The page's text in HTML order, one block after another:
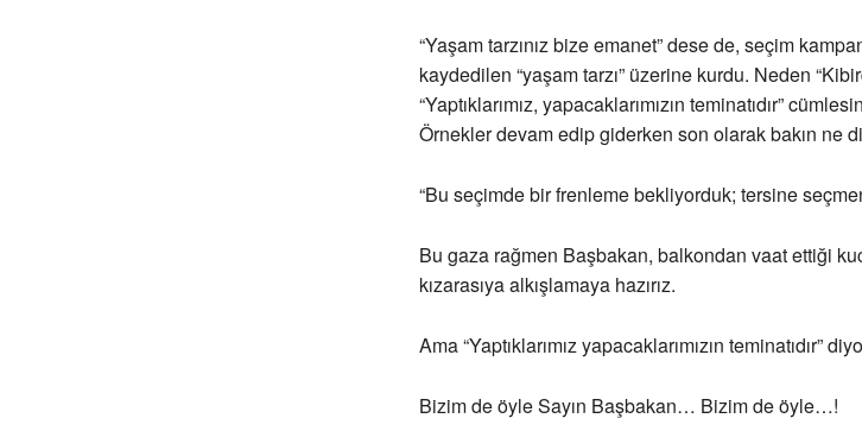
“Yaşam tarzınız bize emanet” dese de, seçim
kaydedilen “yaşam tarzı” üzerine kurdu. Neden
“Yaptıklarımız, yapacaklarımızın teminatıdır”
Örnekler devam edip giderken son olarak bakın ne
“Bu seçimde bir frenleme bekliyorduk; tersine
Bu gaza rağmen Başbakan, balkondan vaat ettiği
kızarasıya alkışlamaya hazırız.
Ama “Yaptıklarımız yapacaklarımızın teminatıdır”
Bizim de öyle Sayın Başbakan… Bizim de öyle…!